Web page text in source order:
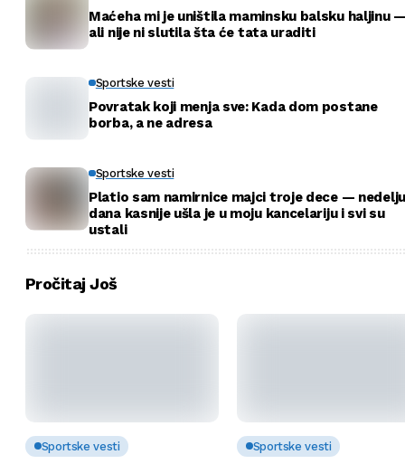
Maćeha mi je uništila maminsku balsku haljinu
ali nije ni slutila šta će tata uraditi
Sportske vesti
Povratak koji menja sve: Kada dom postane
borba, a ne adresa
Sportske vesti
Platio sam namirnice majci troje dece — nedelju
dana kasnije ušla je u moju kancelariju i svi su
ustali
Pročitaj Još
Sportske vesti Sportske vesti